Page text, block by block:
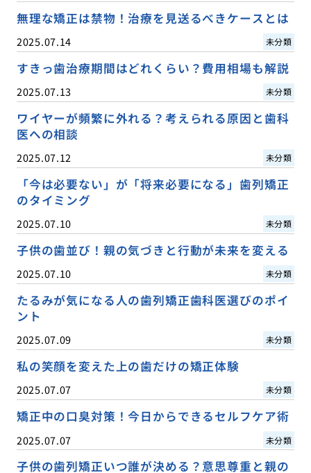
無理な矯正は禁物！治療を見送るべきケースとは
2025.07.14 未分類
すきっ歯治療期間はどれくらい？費用相場も解説
2025.07.13 未分類
ワイヤーが頻繁に外れる？考えられる原因と歯科
医への相談
2025.07.12 未分類
「今は必要ない」が「将来必要になる」歯列矯正
のタイミング
2025.07.10 未分類
子供の歯並び！親の気づきと行動が未来を変える
2025.07.10 未分類
たるみが気になる人の歯列矯正歯科医選びのポイ
ント
2025.07.09 未分類
私の笑顔を変えた上の歯だけの矯正体験
2025.07.07 未分類
矯正中の口臭対策！今日からできるセルフケア術
2025.07.07 未分類
子供の歯列矯正いつ誰が決める？意思尊重と親の